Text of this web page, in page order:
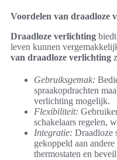
Voordelen van draadloze
Draadloze verlichting
leven kunnen
van draadloze verlichting
Gebruiksgemak:
spraakopdrachten
verlichting mogelijk.
Flexibiliteit:
schakelaars regelen,
Integratie: Draadloze
gekoppeld aan
thermostaten en